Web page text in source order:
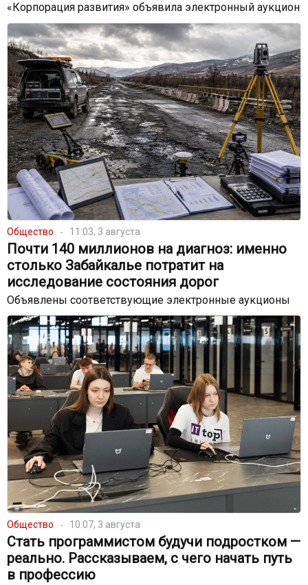
«Корпорация развития» объявила электронный аукцион
Общество 11:03, 3 августа
Почти 140 миллионов на диагноз: именно
столько Забайкалье потратит на
исследование состояния дорог
Объявлены соответствующие электронные аукционы
Общество 10:07, 3 августа
Стать программистом будучи подростком —
реально. Рассказываем, с чего начать путь
в профессию